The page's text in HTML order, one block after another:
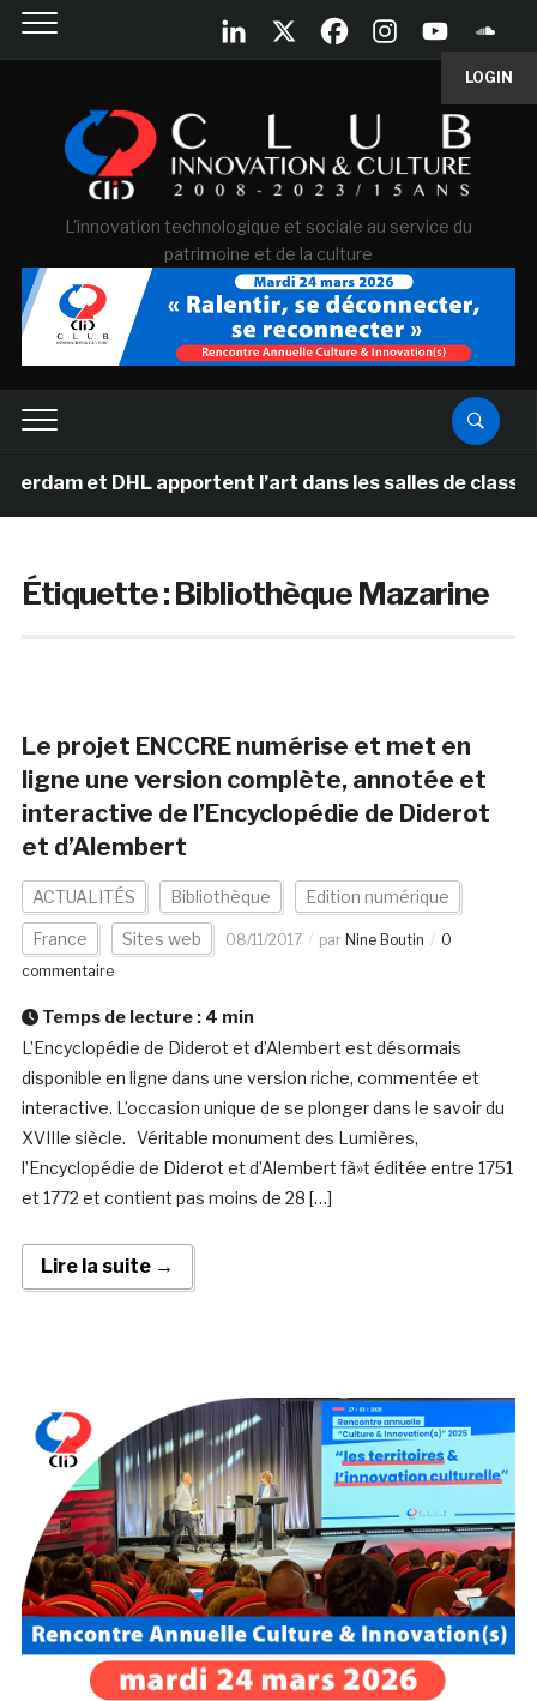
LOGIN
L'innovation technologique et sociale au service du
patrimoine et de la culture
et DHL apportent l’art dans les salles de classe
Étiquette :Bibliothèque Mazarine
Le projet ENCCRE numérise et met en
ligne une version complète, annotée et
interactive de l’Encyclopédie de Diderot
et d’Alembert
ACTUALITÉS Bibliothèque Edition numérique
France Sites web 08/11/2017 par Nine Boutin
0
commentaire
Temps de lecture : 4 min
L’Encyclopédie de Diderot et d’Alembert est désormais
disponible en ligne dans une version riche, commentée et
interactive. L’occasion unique de se plonger dans le savoir du
XVIIIe siècle. Véritable monument des Lumières,
l’Encyclopédie de Diderot et d’Alembert fà»t éditée entre 1751
et 1772 et contient pas moins de 28 […]
Lire la suite →